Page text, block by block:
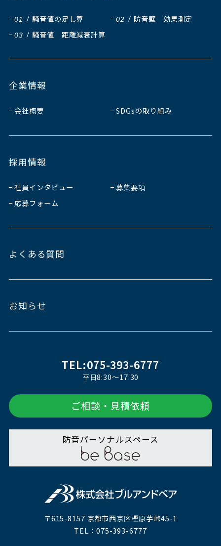
01 騒音値の足し算 02 防音壁 効果測定
03 騒音値 距離減衰計算
企業情報
会社概要 SDGsの取り組み
採用情報
社員インタビュー
募集要項
応募フォーム
よくある質問
お知らせ
TEL:075-393-6777
平日8:30～17:30
ご相談・見積依頼
防音パーソナルスペース
〒615-8157 京都市西京区樫原芋峠45-1
TEL：075-393-6777